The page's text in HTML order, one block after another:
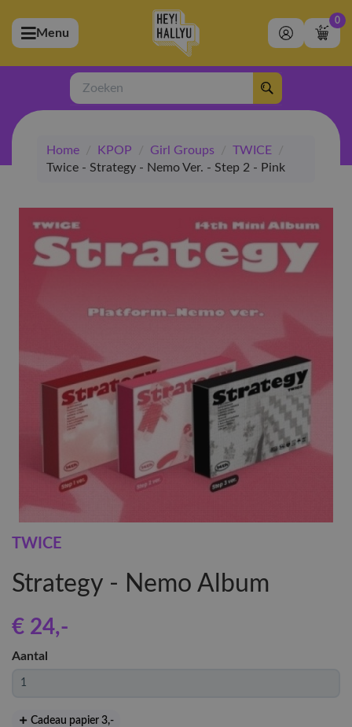
(Artiesten)
(Merchandise)
(Exclusive)
(Winkel)
Menu
0
Zoeken
Home / KPOP / Girl Groups / TWICE
/
Twice - Strategy - Nemo Ver. - Step 2 - Pink
TWICE
Strategy - Nemo Album
€ 24,-
Aantal
Cadeau papier 3,-